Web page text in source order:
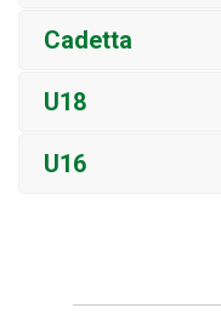
Cadetta
U18
U16